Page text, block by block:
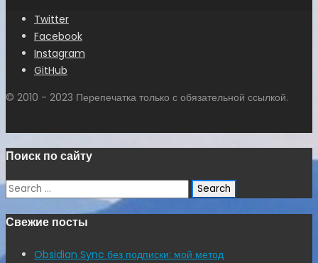
Twitter
Facebook
Instagram
GitHub
© 2010 - 2023 Перепечатка только с обязательной ссылкой.
Поиск по сайту
Search
Свежие посты
Obsidian Sync без подписки: мой метод